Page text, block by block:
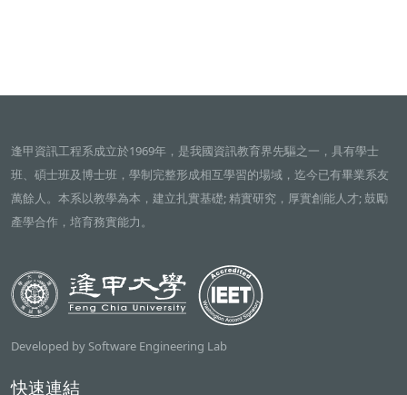
逢甲資訊工程系成立於1969年，是我國資訊教育界先驅之一，具有學士
班、碩士班及博士班，學制完整形成相互學習的場域，迄今已有畢業系友
萬餘人。本系以教學為本，建立扎實基礎; 精實研究，厚實創能人才; 鼓勵
產學合作，培育務實能力。
Developed by Software Engineering Lab
快速連結